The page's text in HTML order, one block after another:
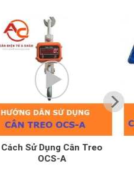
Cách Sử Dụng Cân Tính
Tền UPA-Q